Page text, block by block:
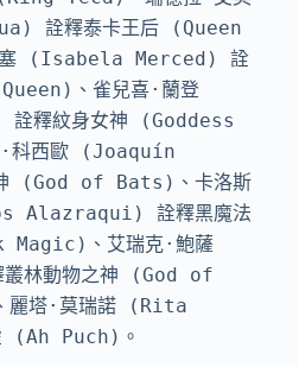
詮釋泰卡王后 (Queen
塞 (Isabela Merced) 詮
、雀兒喜·蘭登
釋紋身女神 (Goddess
科西歐 (Joaquín
(God of Bats)、卡洛斯
Alazraqui) 詮釋黑魔法
、艾瑞克·鮑薩
林動物之神 (God of
塔·莫瑞諾 (Rita
(Ah Puch)。